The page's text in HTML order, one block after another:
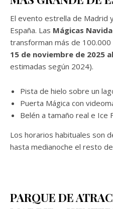
El evento estrella de Madrid
España. Las Mágicas
transforman más de 100.000
15 de noviembre de 2025
estimadas según 2024).
Pista de hielo sobre un
Puerta Mágica con
Belén a tamaño real e Ice
Los horarios habituales son
hasta medianoche el resto
PARQUE DE